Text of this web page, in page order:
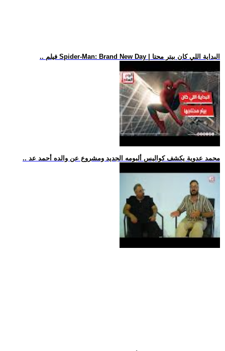
.. فيلم Spider-Man: Brand New Day | البداية اللي كان بيتر محتا
.. محمد عدوية يكشف كواليس ألبومه الجديد ومشروع عن والده أحمد عد